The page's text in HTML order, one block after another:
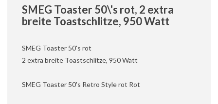
SMEG Toaster 50\'s rot, 2 extra
breite Toastschlitze, 950 Watt
SMEG Toaster 50's rot
2 extra breite Toastschlitze, 950 Watt
SMEG Toaster 50's Retro Style rot Rot